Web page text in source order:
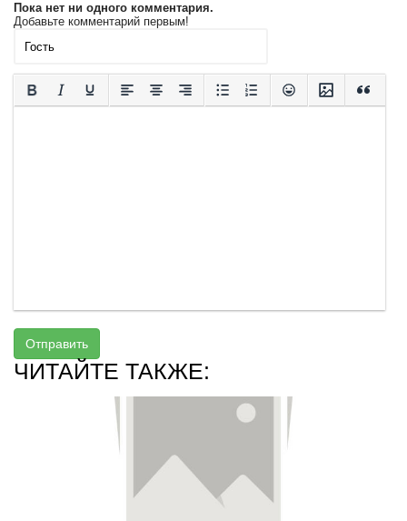
Пока нет ни одного комментария.
Добавьте комментарий первым!
Отправить
ЧИТАЙТЕ ТАКЖЕ: